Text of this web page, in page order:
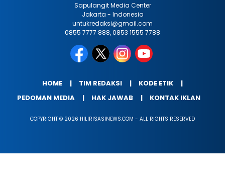
Sapulangit Media Center
Jakarta - Indonesia
untukredaksi@gmail.com
0855 7777 888, 0853 1555 7788
HOME TIM REDAKSI
KODE ETIK
PEDOMAN MEDIA
HAK JAWAB KONTAK IKLAN
COPYRIGHT © 2026 HILIRISASINEWS.COM - ALL RIGHTS RESERVED